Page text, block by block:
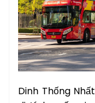
Dinh Thống